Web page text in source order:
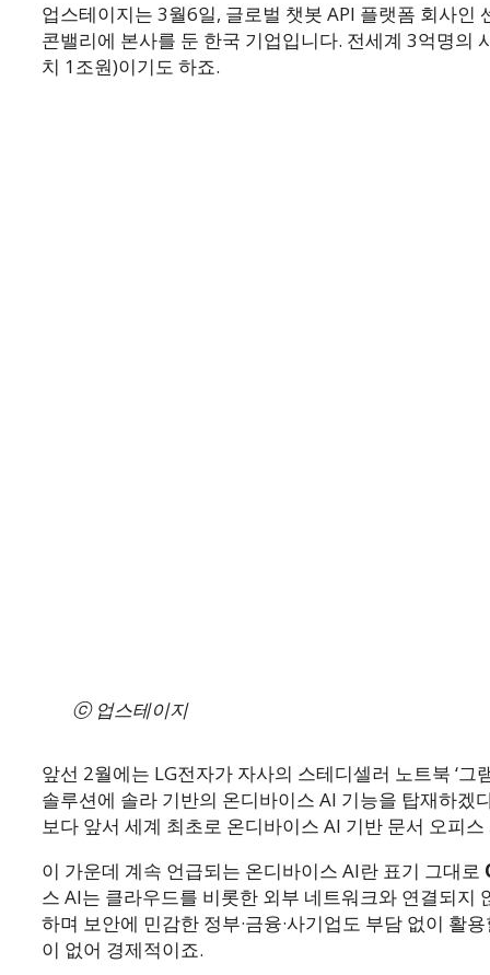
업스테이지는 3월6일, 글로벌 챗봇 API 플랫폼 회사
콘밸리에 본사를 둔 한국 기업입니다. 전세계 3억명의
치 1조원)이기도 하죠.
ⓒ 업스테이지
앞선 2월에는 LG전자가 자사의 스테디셀러 노트북 ‘
솔루션에 솔라 기반의 온디바이스 AI 기능을 탑재하
보다 앞서 세계 최초로 온디바이스 AI 기반 문서 오피
이 가운데 계속 언급되는 온디바이스 AI란 표기 그대로
스 AI는 클라우드를 비롯한 외부 네트워크와 연결되
하며 보안에 민감한 정부·금융·사기업도 부담 없이 활
이 없어 경제적이죠.